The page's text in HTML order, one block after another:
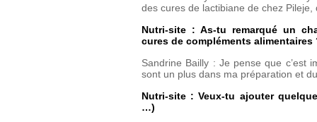
des cures de lactibiane de chez
Nutri-site : As-tu remarqué un
cures de compléments alimentaires
Sandrine Bailly : Je pense que c’est
sont un plus dans ma préparation et
Nutri-site : Veux-tu ajouter
…)